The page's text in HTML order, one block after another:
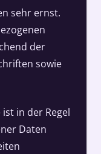
sehr ernst.
der
sowie
in der Regel
Daten